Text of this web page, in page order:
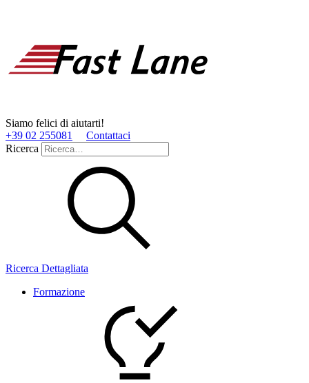
Siamo felici di aiutarti!
+39 02 255081
Contattaci
Ricerca
Ricerca Dettagliata
Formazione